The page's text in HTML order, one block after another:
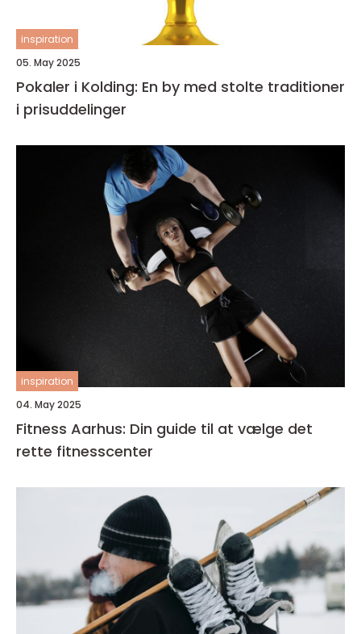
inspiration
05. May 2025
Pokaler i Kolding: En by med stolte traditioner
i prisuddelinger
inspiration
04. May 2025
Fitness Aarhus: Din guide til at vælge det
rette fitnesscenter